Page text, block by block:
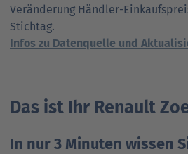
Veränderung Händler-
Stichtag.
Infos zu Datenquelle und
Das ist Ihr Renault
In nur 3 Minuten wissen